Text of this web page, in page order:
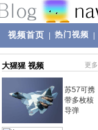
视频首页 热门视频
大猩猩 视频 更多
苏57可携
带多枚核
导弹